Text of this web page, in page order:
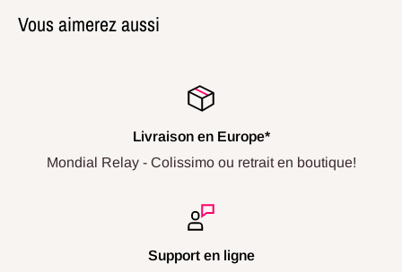
Vous aimerez aussi
Livraison en Europe*
Mondial Relay - Colissimo ou retrait en boutique!
Support en ligne